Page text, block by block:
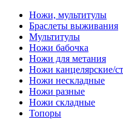
Ножи, мультитулы
Браслеты выживания
Мультитулы
Ножи бабочка
Ножи для метания
Ножи канцелярские/
Ножи нескладные
Ножи разные
Ножи складные
Топоры